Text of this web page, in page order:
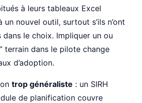
à leurs tableaux Excel
nouvel outil, surtout s’ils n’ont
dans le choix. Impliquer un ou
terrain dans le pilote change
d’adoption.
trop généraliste : un SIRH
de planification couvre